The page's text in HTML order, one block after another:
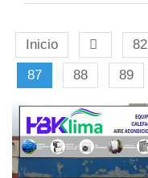
Inicio 82
87
88 89